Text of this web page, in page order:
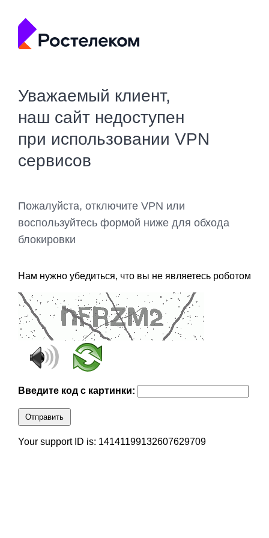
Уважаемый клиент,
наш сайт недоступен
при использовании VPN
сервисов
Пожалуйста, отключите VPN или
воспользуйтесь формой ниже для обхода
блокировки
Нам нужно убедиться, что вы не являетесь роботом
Введите код с картинки:
Отправить
Your support ID is: 14141199132607629709